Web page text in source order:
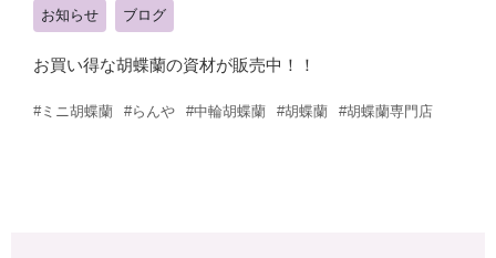
お知らせ ブログ
お買い得な胡蝶蘭の資材が販売中！！
#ミニ胡蝶蘭 #らんや #中輪胡蝶蘭 #胡蝶蘭 #胡蝶蘭専門店